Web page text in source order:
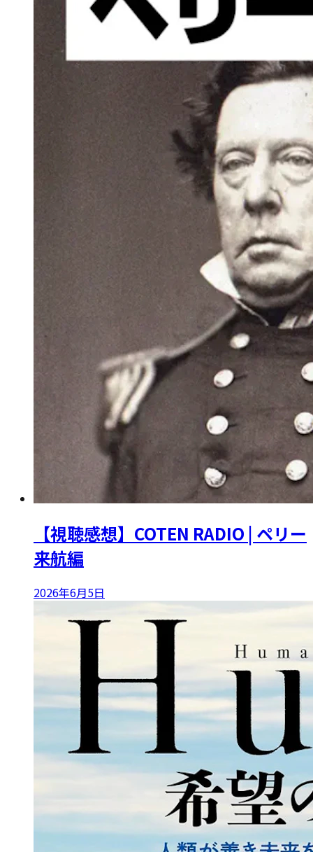
【視聴感想】COTEN RADIO | ペリー
来航編
2026年6月5日